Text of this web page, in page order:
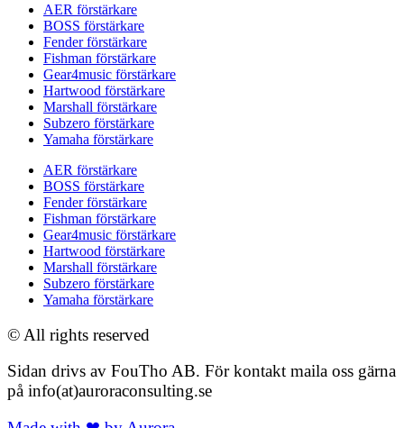
AER förstärkare
BOSS förstärkare
Fender förstärkare
Fishman förstärkare
Gear4music förstärkare
Hartwood förstärkare
Marshall förstärkare
Subzero förstärkare
Yamaha förstärkare
AER förstärkare
BOSS förstärkare
Fender förstärkare
Fishman förstärkare
Gear4music förstärkare
Hartwood förstärkare
Marshall förstärkare
Subzero förstärkare
Yamaha förstärkare
© All rights reserved
Sidan drivs av FouTho AB. För kontakt maila oss gärna
på info(at)auroraconsulting.se